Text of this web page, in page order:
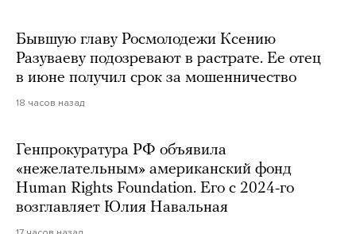
Бывшую главу Росмолодежи Ксению
Разуваеву подозревают в растрате. Ее отец
в июне получил срок за мошенничество
18 часов назад
Генпрокуратура РФ объявила
«нежелательным» американский фонд
Human Rights Foundation. Его с 2024-го
возглавляет Юлия Навальная